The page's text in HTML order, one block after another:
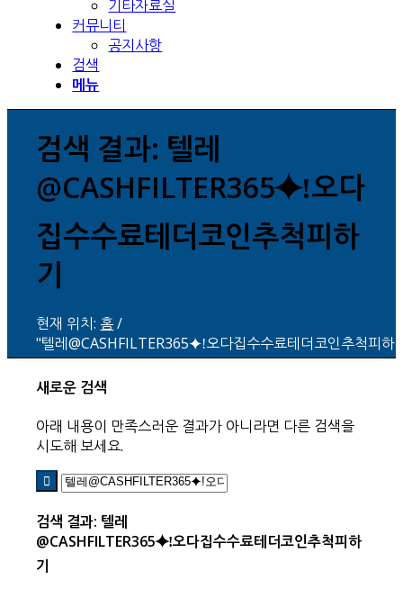
기타자료실
커뮤니티
공지사항
검색
메뉴
검색 결과: 텔레
@CASHFILTER365⯌ǃ오다
집수수료테더코인추척피하
기
현재 위치: 홈 /
"텔레@CASHFILTER365⯌ǃ오다집수수료테더코인추척피하
새로운 검색
아래 내용이 만족스러운 결과가 아니라면 다른 검색을
시도해 보세요.
검색 결과: 텔레
@CASHFILTER365⯌ǃ오다집수수료테더코인추척피하
기